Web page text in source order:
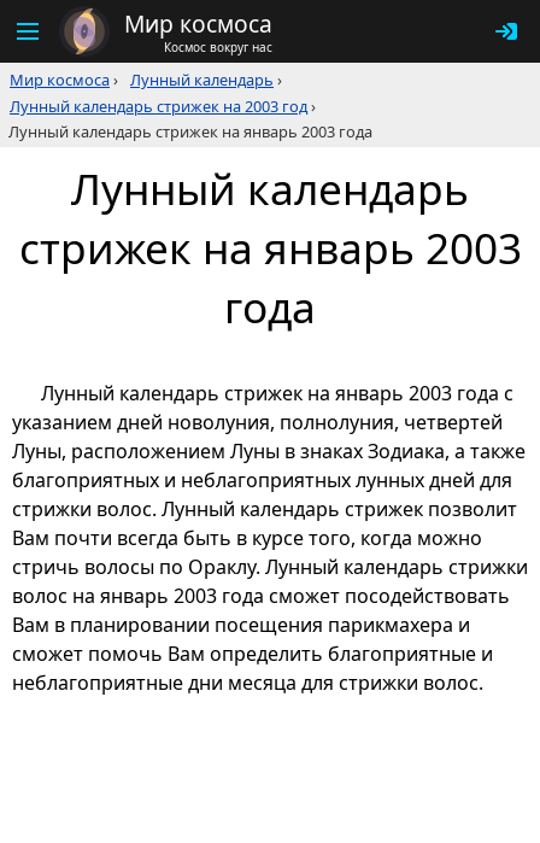
Мир космоса
Космос вокруг нас
Мир космоса› Лунный календарь ›
Лунный календарь стрижек на 2003 год›
Лунный календарь стрижек на январь 2003 года
Лунный календарь
стрижек на январь 2003
года
Лунный календарь стрижек на январь 2003 года с
указанием дней новолуния, полнолуния, четвертей
Луны, расположением Луны в знаках Зодиака, а также
благоприятных и неблагоприятных лунных дней для
стрижки волос. Лунный календарь стрижек позволит
Вам почти всегда быть в курсе того, когда можно
стричь волосы по Ораклу. Лунный календарь стрижки
волос на январь 2003 года сможет посодействовать
Вам в планировании посещения парикмахера и
сможет помочь Вам определить благоприятные и
неблагоприятные дни месяца для стрижки волос.